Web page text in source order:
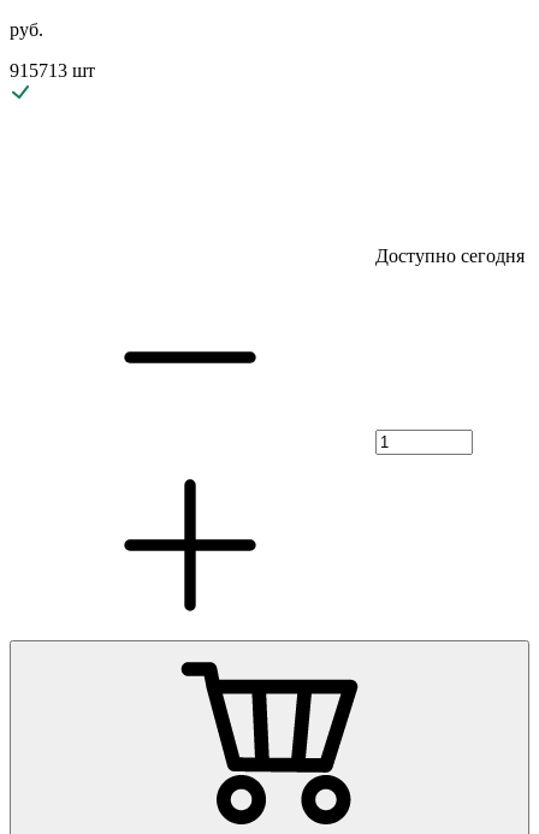
руб.
915713 шт
Доступно сегодня